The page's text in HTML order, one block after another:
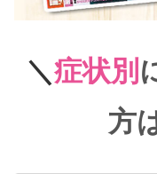
＼症状別
方